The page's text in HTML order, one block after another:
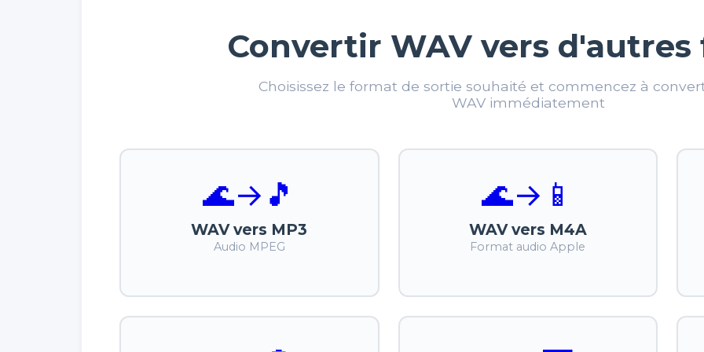
Convertir WAV vers
Choisissez le format de sortie souhaité et commencez à
WAV immédiatement
🌊→ 🎵
WAV vers MP3
Audio MPEG
🌊→ 📱
WAV vers M4A
Format audio Apple